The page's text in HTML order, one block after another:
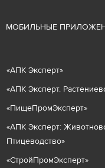
МОБИЛЬНЫЕ
«АПК Эксперт»
«АПК Эксперт.
«ПищеПромЭксперт»
«АПК Эксперт: Животнов
Птицеводство»
«СтройПромЭксперт»